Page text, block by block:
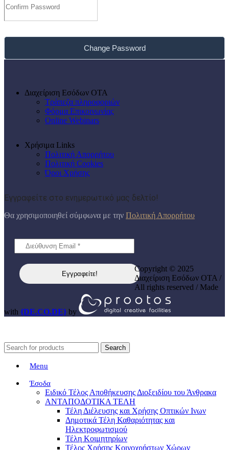
Change Password
Διαχείριση Εσόδων ΟΤΑ
Τράπεζα πληροφοριών
Φόρμα Επικοινωνίας
Online Webinars
Χρήσιμα Links
Πολιτική Απορρήτου
Πολιτική Cookies
Όροι Χρήσης
Εγγραφείτε στο ενημερωτικό μας δελτίο!
Θα χρησιμοποιηθεί σύμφωνα με την Πολιτική Απορρήτου
Copyright © 2025
Διαχείριση Εσόδων ΟΤΑ /
All rights reserved / Made
with {DE.CO.DE} by
Search
Menu
Έσοδα
Ειδικό Τέλος Αποθήκευσης Διοξειδίου του Άνθρακα
ΑΝΤΑΠΟΔΟΤΙΚΑ ΤΕΛΗ
Τέλη Διέλευσης και Χρήσης Οπτικών Ινων
Δημοτικά Τέλη Καθαριότητας και
Ηλεκτροφωτισμού
Τέλη Κοιμητηρίων
Τέλος Χρήσης Κοινοχρήστων Χώρων